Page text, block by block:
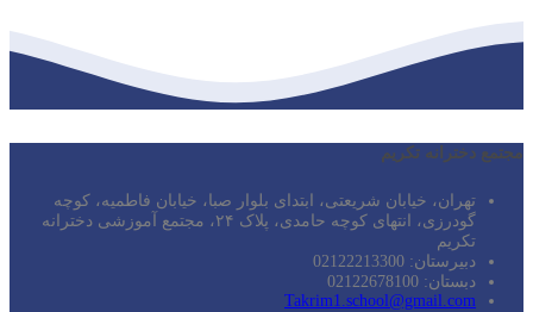
مجتمع دخترانه تکریم
تهران، خیابان شریعتی، ابتدای بلوار صبا، خیابان فاطمیه، کوچه
گودرزی، انتهای کوچه حامدی، پلاک ۲۴، مجتمع آموزشی دخترانه
تکریم
دبیرستان: 02122213300
دبستان: 02122678100
Takrim1.school@gmail.com